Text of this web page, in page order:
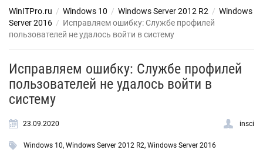
WinITPro.ru / Windows 10 / Windows Server 2012 R2 / Windows
Server 2016 / Исправляем ошибку: Службе профилей
пользователей не удалось войти в систему
Исправляем ошибку: Службе профилей
пользователей не удалось войти в
систему
23.09.2020 insci
Windows 10, Windows Server 2012 R2, Windows Server 2016